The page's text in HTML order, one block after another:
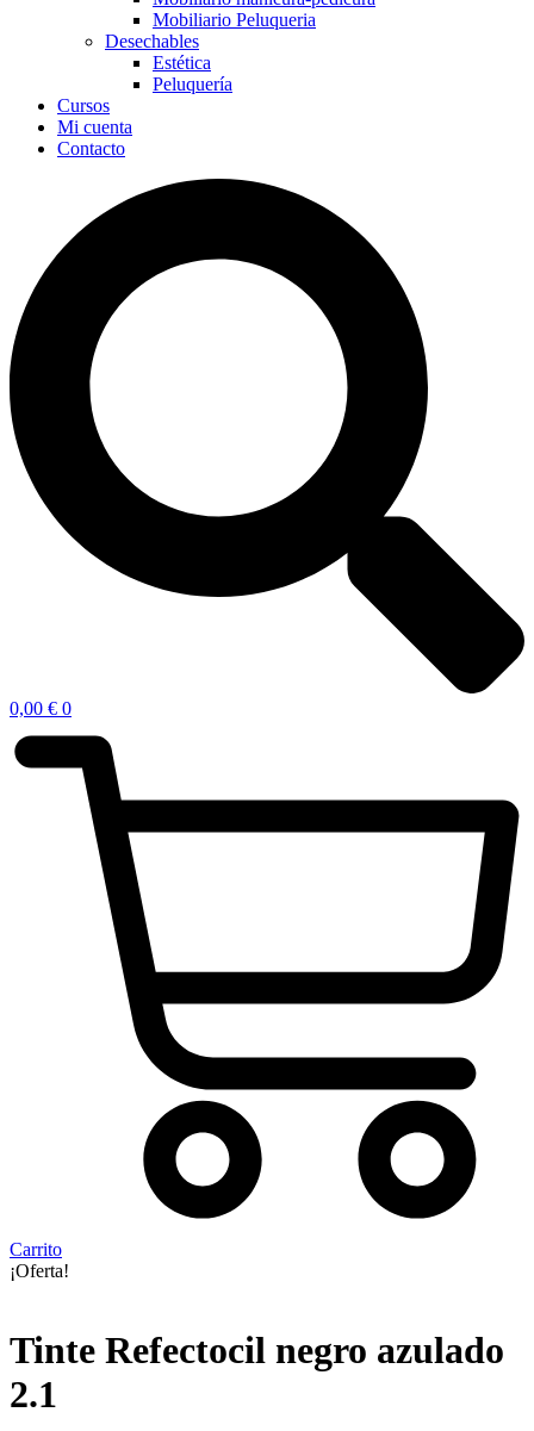
Mobiliario Peluqueria
Desechables
Estética
Peluquería
Cursos
Mi cuenta
Contacto
0,00 € 0
Carrito
¡Oferta!
Tinte Refectocil negro azulado
2.1